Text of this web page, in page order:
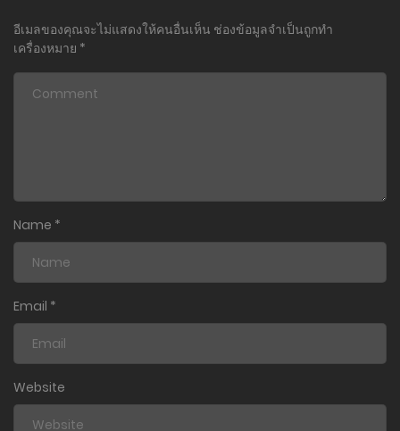
24 มิถุนายน 2026
ตอนที่ 3
ตอนที่ 2
13 พฤษภาคม 2026
ตอนที่ 1
13 พฤษภาคม 2026
อีเมลของคุณจะไม่แสดงให้คนอื่นเห็น ช่องข้อมูลจำเป็นถูกทำ
เครื่องหมาย *
Name *
Email *
Website